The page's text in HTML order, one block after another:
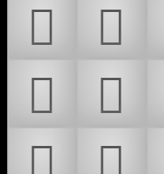
𜸄
𜸋
𜸐
𜸑
𜸰
𜸱